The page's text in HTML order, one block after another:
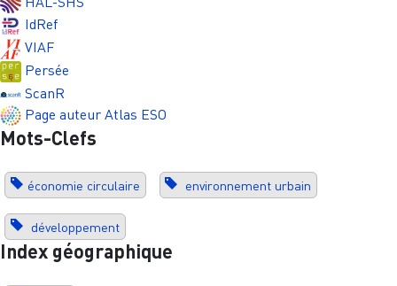
IdRef
VIAF
Persée
ScanR
Page auteur Atlas ESO
Mots-Clefs
économie circulaire environnement urbain
développement
Index géographique